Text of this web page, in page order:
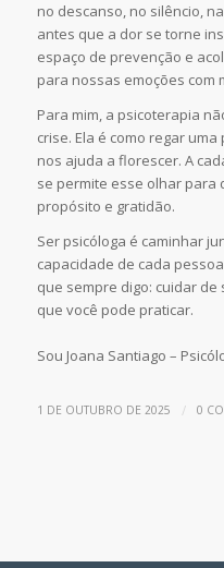
no descanso, no silêncio,
antes que a dor se torne
espaço de prevenção e
para nossas emoções com
Para mim, a psicoterapia
crise. Ela é como regar
nos ajuda a florescer. A
se permite esse olhar para
propósito e gratidão.
Ser psicóloga é caminhar
capacidade de cada
que sempre digo: cuidar
que você pode praticar.
Sou Joana Santiago –
1 DE OUTUBRO DE 2025 / 0